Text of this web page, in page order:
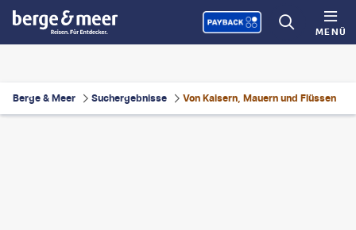
MENÜ
Berge & Meer Suchergebnisse Von Kaisern, Mauern und Flüssen